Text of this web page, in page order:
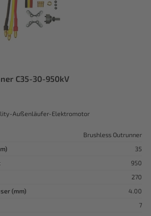
C35-30-950kV
Außenläufer-Elektromotor
Brushless Outrunner
35
950
270
(mm)
4.00
7